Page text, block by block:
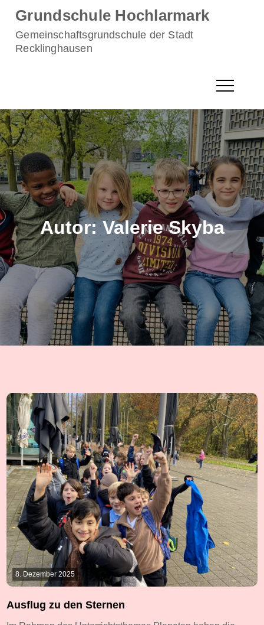
content
Grundschule Hochlarmark
Gemeinschaftsgrundschule der Stadt
Recklinghausen
Autor:Valerie Skyba
8. Dezember 2025
Ausflug zu den Sternen